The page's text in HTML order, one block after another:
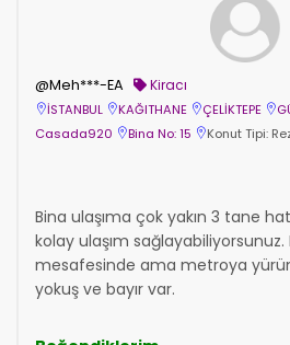
@Meh***-EA Kiracı
İSTANBUL KAĞITHANE ÇELİKTEPE
Casada920
Bina No: 15 Konut Tipi:
Bina ulaşıma çok yakın 3 tane
kolay ulaşım
mesafesinde ama metroya
yokuş ve bayır var.